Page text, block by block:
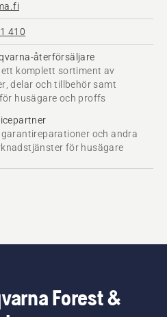
410
återförsäljare
komplett sortiment av
delar och tillbehör samt
husägare och proffs
och andra
för husägare
Forest &